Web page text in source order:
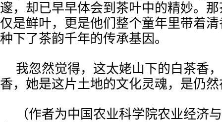
邃，却已早早体会到茶叶中的精妙。
仅是鲜叶，更是他们整个童年里带着
种下了茶韵千年的传承基因。
我忽然觉得，这太姥山下的白茶香
香，她是这片土地的文化灵魂，是仍
（作者为中国农业科学院农业经济